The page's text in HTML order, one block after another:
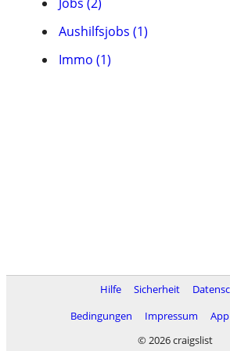
Aushilfsjobs (1)
Immo (1)
Hilfe Sicherheit
Bedingungen
Impressum App
© 2026 craigslist